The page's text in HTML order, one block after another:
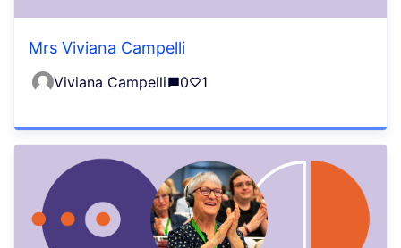
Mrs Viviana Campelli
Viviana Campelli 0 1